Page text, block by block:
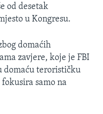
od desetak
u Kongresu.
domaćih
zavjere, koje je FBI
domaću terorističku
samo na